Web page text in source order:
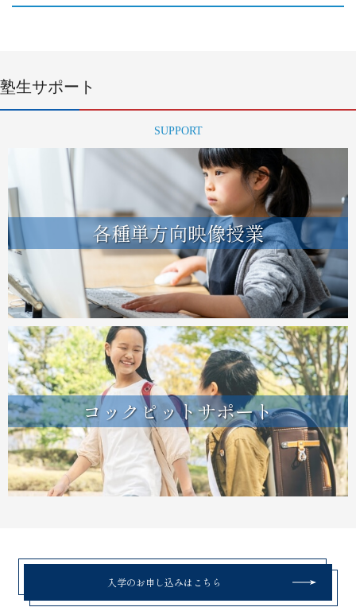
塾生サポート
SUPPORT
各種単方向映像授業
コックピットサポート
入学のお申し込みはこちら